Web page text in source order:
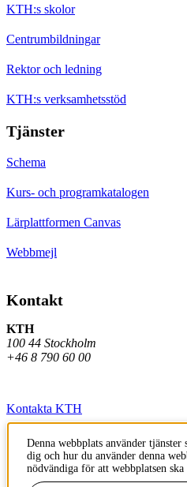
KTH:s skolor
Centrumbildningar
Rektor och ledning
KTH:s verksamhetsstöd
Tjänster
Schema
Kurs- och programkatalogen
Lärplattformen Canvas
Webbmejl
Kontakt
KTH
100 44 Stockholm
+46 8 790 60 00
Kontakta KTH
Jobba på KTH
Press och media
Denna webbplats använder
dig och hur du använder denna
nödvändiga för att webbplatsen